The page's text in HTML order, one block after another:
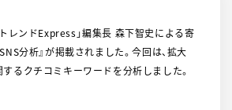
トレンドExpress」編集長 森下智史による寄
分析』が掲載されました。今回は、拡大
るクチコミキーワードを分析しました。